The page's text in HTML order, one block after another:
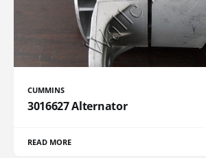
CUMMINS
3016627 Alternator
READ MORE